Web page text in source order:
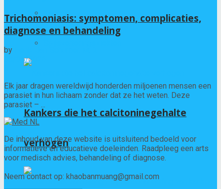
Kanker
Kankers die het calcitoninegehalte
verhogen
Trichomoniasis: symptomen, complicaties,
diagnose en behandeling
by
08/05/2026
Elk jaar dragen wereldwijd honderden miljoenen mensen een
parasiet in hun lichaam zonder dat ze het weten. Deze
parasiet – ...
De inhoud van deze website is uitsluitend bedoeld voor
informatieve en educatieve doeleinden. Raadpleeg een arts
voor medisch advies, behandeling of diagnose.
Neem contact op: khaobanmuang@gmail.com